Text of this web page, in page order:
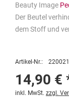
Beauty Image
Der Beutel
dem Stoff und
Artikel-Nr.:
14,90 €
inkl. MwSt. zzgl.